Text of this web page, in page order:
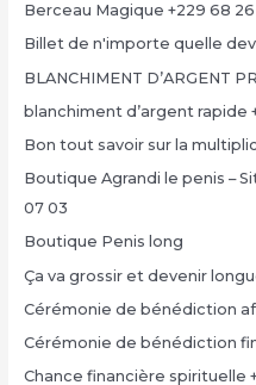
Berceau Magique +229 68
Billet de n'importe quelle
BLANCHIMENT D’ARGENT
blanchiment d’argent rapide
Bon tout savoir sur la
Boutique Agrandi le penis –
07 03
Boutique Penis long
Ça va grossir et devenir
Cérémonie de bénédiction
Cérémonie de bénédiction
Chance financière spirituelle